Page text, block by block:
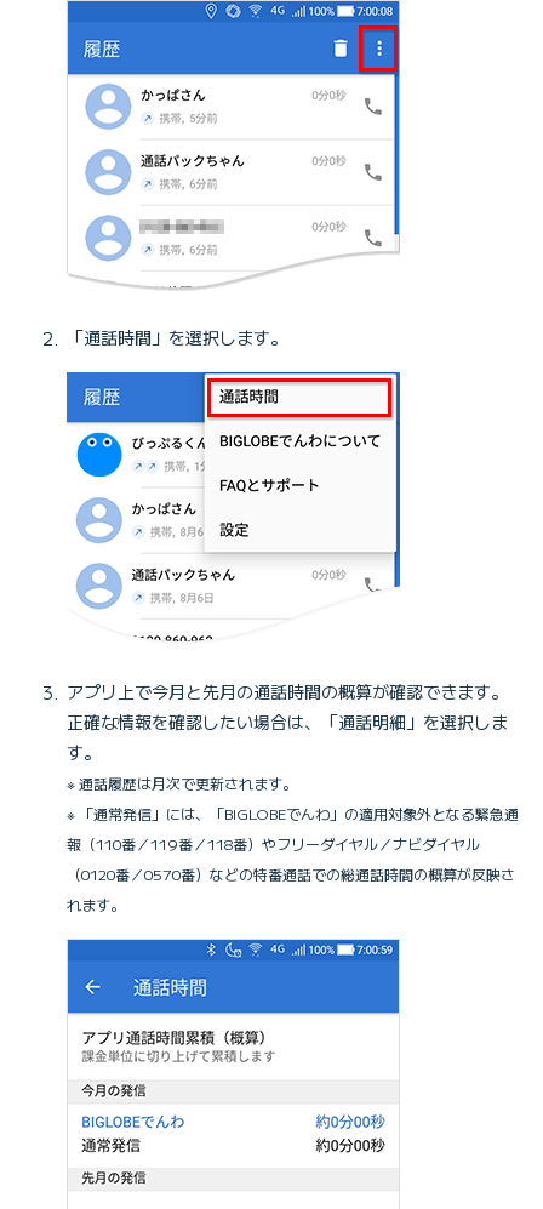
「通話時間」を選択します。
アプリ上で今月と先月の通話時間の概算が確認できます。
正確な情報を確認したい場合は、「通話明細」を選択しま
す。
※ 通話履歴は月次で更新されます。
※ 「通常発信」には、「BIGLOBEでんわ」の適用対象外となる緊急通
報（110番／119番／118番）やフリーダイヤル／ナビダイヤル
（0120番／0570番）などの特番通話での総通話時間の概算が反映さ
れます。